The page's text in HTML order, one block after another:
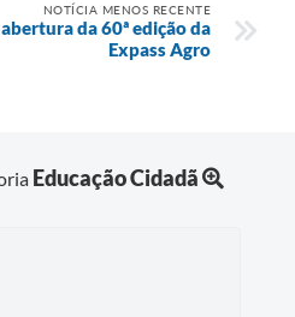
NOTÍCIA MENOS RECENTE
da 60ª edição da
Expass Agro
Educação Cidadã